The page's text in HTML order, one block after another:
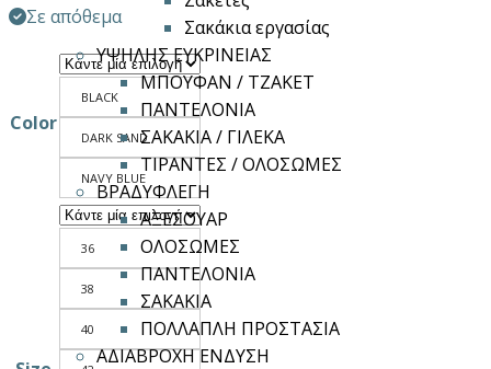
Σακάκια εργασίας
ΥΨΗΛΗΣ ΕΥΚΡΙΝΕΙΑΣ
ΜΠΟΥΦΑΝ / ΤΖΑΚΕΤ
ΠΑΝΤΕΛΟΝΙΑ
ΣΑΚΑΚΙΑ / ΓΙΛΕΚΑ
ΤΙΡΑΝΤΕΣ / ΟΛΟΣΩΜΕΣ
ΒΡΑΔΥΦΛΕΓΗ
ΑΞΕΣΟΥΑΡ
ΟΛΟΣΩΜΕΣ
ΠΑΝΤΕΛΟΝΙΑ
ΣΑΚΑΚΙΑ
ΠΟΛΛΑΠΛΗ ΠΡΟΣΤΑΣΙΑ
ΑΔΙΑΒΡΟΧΗ ΕΝΔΥΣΗ
Σε απόθεμα
Color
BLACK
DARK SAND
NAVY BLUE
36
38
40